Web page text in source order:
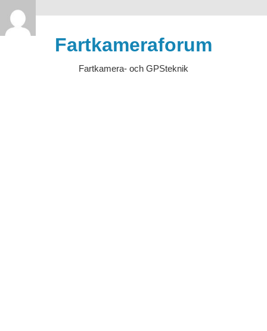
Hoppa
till
Fartkameraforum
Fartkamera- och GPSteknik